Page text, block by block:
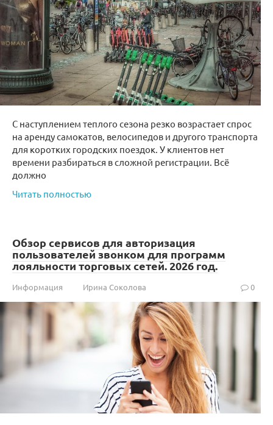
С наступлением теплого сезона резко возрастает спрос
на аренду самокатов, велосипедов и другого транспорта
для коротких городских поездок. У клиентов нет
времени разбираться в сложной регистрации. Всё
должно
Читать полностью
Обзор сервисов для авторизация
пользователей звонком для программ
лояльности торговых сетей. 2026 год.
Информация Ирина Соколова 0